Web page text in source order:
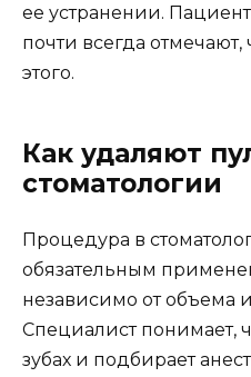
ее устранении.
почти всегда отмечают,
этого.
Как удаляют
стоматологии
Процедура в
обязательным
независимо от объема
Специалист понимает,
зубах и подбирает